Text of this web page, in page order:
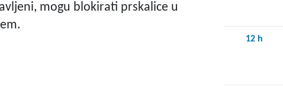
mogu blokirati prskalice u
12 h